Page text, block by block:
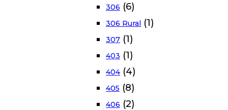
306 (6)
306 Rural (1)
307 (1)
403 (1)
404 (4)
405 (8)
406 (2)